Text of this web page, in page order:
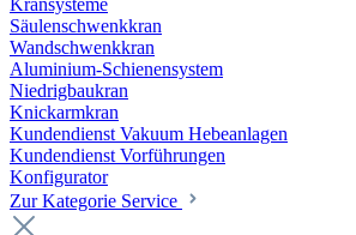
Kransysteme
Säulenschwenkkran
Wandschwenkkran
Aluminium-Schienensystem
Niedrigbaukran
Knickarmkran
Kundendienst Vakuum Hebeanlagen
Kundendienst Vorführungen
Konfigurator
Zur Kategorie Service